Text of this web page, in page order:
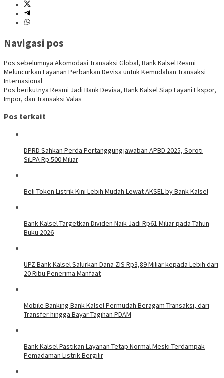
Navigasi pos
Pos sebelumnya Akomodasi Transaksi Global, Bank Kalsel Resmi
Meluncurkan Layanan Perbankan Devisa untuk Kemudahan Transaksi
Internasional
Pos berikutnya Resmi Jadi Bank Devisa, Bank Kalsel Siap Layani Ekspor,
Impor, dan Transaksi Valas
Pos terkait
DPRD Sahkan Perda Pertanggungjawaban APBD 2025, Soroti
SiLPA Rp 500 Miliar
Beli Token Listrik Kini Lebih Mudah Lewat AKSEL by Bank Kalsel
Bank Kalsel Targetkan Dividen Naik Jadi Rp61 Miliar pada Tahun
Buku 2026
UPZ Bank Kalsel Salurkan Dana ZIS Rp3,89 Miliar kepada Lebih dari
20 Ribu Penerima Manfaat
Mobile Banking Bank Kalsel Permudah Beragam Transaksi, dari
Transfer hingga Bayar Tagihan PDAM
Bank Kalsel Pastikan Layanan Tetap Normal Meski Terdampak
Pemadaman Listrik Bergilir